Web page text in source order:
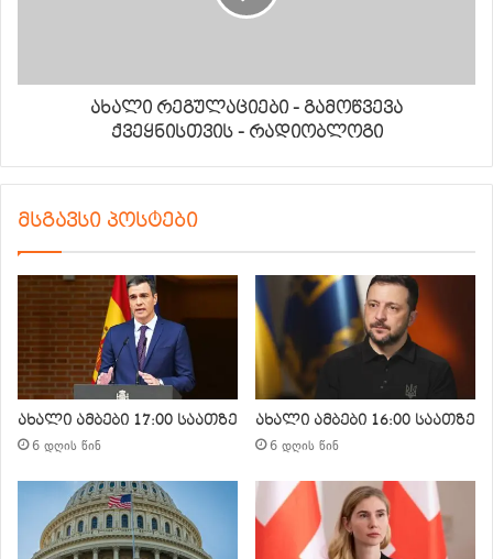
ახალი რეგულაციები - გამოწვევა
ქვეყნისთვის - რადიობლოგი
მსგავსი პოსტები
ახალი ამბები 17:00 საათზე
6 დღის წინ
ახალი ამბები 16:00 საათზე
6 დღის წინ